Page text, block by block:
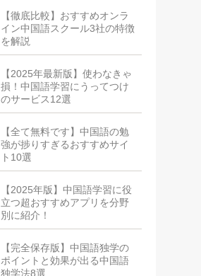
【徹底比較】おすすめオンラ
イン中国語スクール3社の特徴
を解説
【2025年最新版】使わなきゃ
損！中国語学習にうってつけ
のサービス12選
【全て無料です】中国語の勉
強が捗りすぎるおすすめサイ
ト10選
【2025年版】中国語学習に役
立つ超おすすめアプリを分野
別に紹介！
【完全保存版】中国語独学の
ポイントと効果が出る中国語
独学法8選